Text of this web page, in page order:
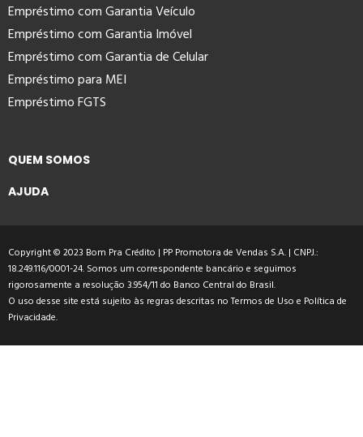
Empréstimo com Garantia Veículo
Empréstimo com Garantia Imóvel
Empréstimo com Garantia de Celular
Empréstimo para MEI
Empréstimo FGTS
QUEM SOMOS
AJUDA
Copyright © 2023 Bom Pra Crédito | PP Promotora de Vendas S.A. | CNPJ.:
18.249.116/0001-24. Somos um correspondente bancário e seguimos
rigorosamente a resolução 3.954/11 do Banco Central do Brasil.
O uso desse site está sujeito às regras descritas noTermos de Uso e Política de
Privacidade.